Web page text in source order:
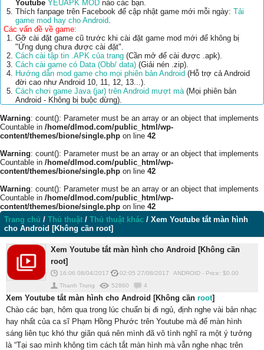
Youtube YEUAPK MOD nào các bạn.
Thích fanpage trên Facebook để cập nhật game mới mỗi ngày: Tải
game mod hay cho Android.
Các vấn đề về game:
Gỡ cài đặt game cũ trước khi cài đặt game mod mới để không bị
"Ứng dụng chưa được cài đặt".
Cách cài tập tin .APK của trang (Cần mở để cài được .apk).
Cách cài game có Data (Obb/ data) (Giải nén .zip).
Hướng dẫn mod game cho mọi phiên bản Android (Hỗ trợ cả Android
đời cao như Android 10, 11, 12, 13...).
Cách chơi game Java (jar) trên Android mượt mà(Mọi phiên bản
Android - Không bị buộc dừng).
Warning: count(): Parameter must be an array or an object that implements
Countable in /home/dlmod.com/public_html/wp-
content/themes/bione/single.php on line 42
Warning: count(): Parameter must be an array or an object that implements
Countable in /home/dlmod.com/public_html/wp-
content/themes/bione/single.php on line 42
Warning: count(): Parameter must be an array or an object that implements
Countable in /home/dlmod.com/public_html/wp-
content/themes/bione/single.php on line 42
Trang chủ / Thủ thuật / Thủ thuật khác / Xem Youtube tắt màn hình
cho Android [Không cần root]
Xem Youtube tắt màn hình cho Android [Không cần
root]
16:06 08/04/2017 02:05 27/08/2017 ANDROID - Price: $0.00
Thanh Trung
52860 4
Xem Youtube tắt màn hình cho Android [Không cần root]
Chào các bạn, hôm qua trong lúc chuẩn bị đi ngủ, định nghe vài bản nhạc
hay nhất của ca sĩ Phạm Hồng Phước trên Youtube mà để màn hình
sáng liên tục khó thư giãn quá nên mình đã vô tình nghĩ ra một ý tưởng
là “Tại sao mình không tìm cách tắt màn hình mà vẫn nghe nhạc trên